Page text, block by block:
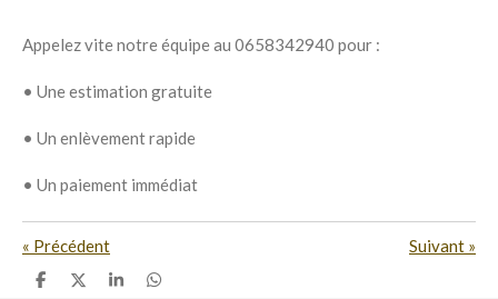
Appelez vite notre équipe au 0658342940 pour :
• Uneestimation gratuite
• Un enlèvement rapide
• Un paiement immédiat
« Précédent Suivant »
P
P
P
P